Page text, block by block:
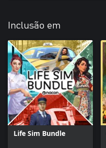
Inclusão em
Life Sim Bundle